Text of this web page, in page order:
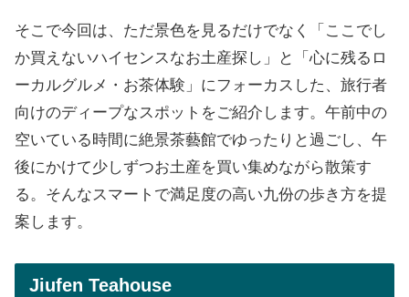
そこで今回は、ただ景色を見るだけでなく「ここでし
か買えないハイセンスなお土産探し」と「心に残るロ
ーカルグルメ・お茶体験」にフォーカスした、旅行者
向けのディープなスポットをご紹介します。午前中の
空いている時間に絶景茶藝館でゆったりと過ごし、午
後にかけて少しずつお土産を買い集めながら散策す
る。そんなスマートで満足度の高い九份の歩き方を提
案します。
Jiufen Teahouse